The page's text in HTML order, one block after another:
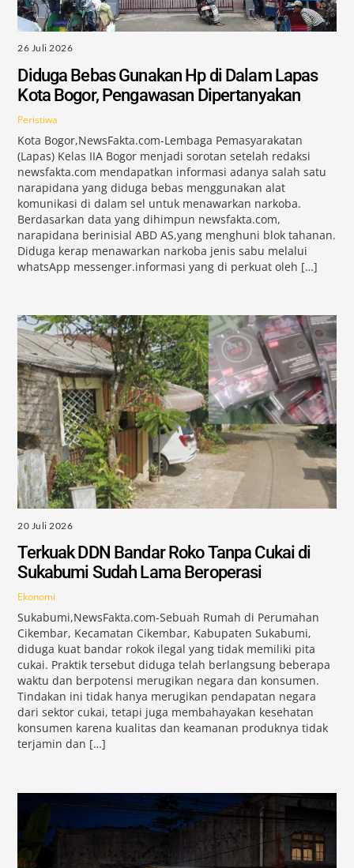
26 Juli 2026
Diduga Bebas Gunakan Hp di Dalam Lapas
Kota Bogor, Pengawasan Dipertanyakan
Peristiwa
Kota Bogor,NewsFakta.com-Lembaga Pemasyarakatan
(Lapas) Kelas IIA Bogor menjadi sorotan setelah redaksi
newsfakta.com mendapatkan informasi adanya salah satu
narapidana yang diduga bebas menggunakan alat
komunikasi di dalam sel untuk menawarkan narkoba.
Berdasarkan data yang dihimpun newsfakta.com,
narapidana berinisial ABD AS,yang menghuni blok tahanan.
Diduga kerap menawarkan narkoba jenis sabu melalui
whatsApp messenger.informasi yang di perkuat oleh […]
20 Juli 2026
Terkuak DDN Bandar Roko Tanpa Cukai di
Sukabumi Sudah Lama Beroperasi
Ekonomi
Sukabumi,NewsFakta.com-Sebuah Rumah di Perumahan
Cikembar, Kecamatan Cikembar, Kabupaten Sukabumi,
diduga kuat bandar rokok ilegal yang tidak memiliki pita
cukai. Praktik tersebut diduga telah berlangsung beberapa
waktu dan berpotensi merugikan negara dan konsumen.
Tindakan ini tidak hanya merugikan pendapatan negara
dari sektor cukai, tetapi juga membahayakan kesehatan
konsumen karena kualitas dan keamanan produknya tidak
terjamin dan […]